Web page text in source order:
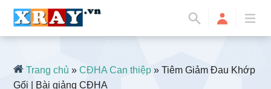
Trang chủ »CĐHA Can thiệp » Tiêm Giảm Đau Khớp
Gối | Bài giảng CĐHA